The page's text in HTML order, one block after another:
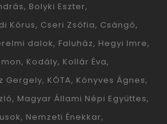
Bolyki Eszter
Kórus Cseri Zsófia Csángó
dalok Faluház Hegyi Imre
Kodály Kollár Éva
Gergely KÓTA Könyves Ágnes
Magyar Állami Népi Együttes
Nemzeti Énekkar